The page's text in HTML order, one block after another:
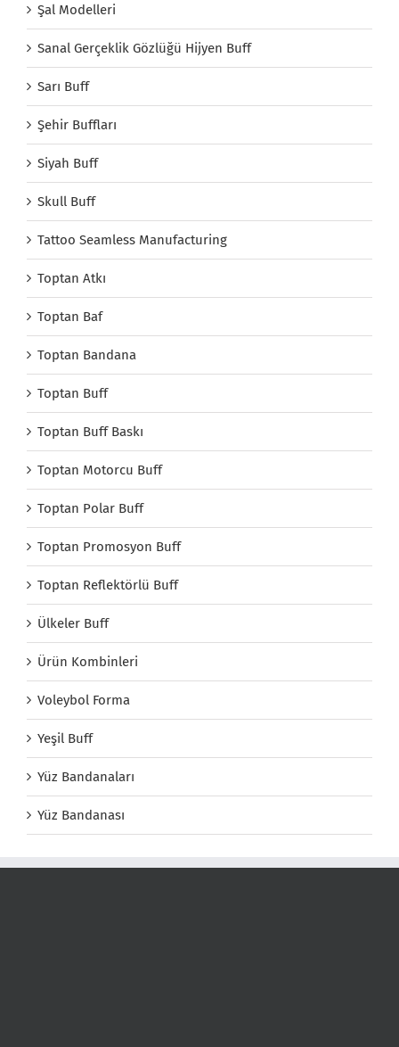
Şal Modelleri
Sanal Gerçeklik Gözlüğü Hijyen Buff
Sarı Buff
Şehir Buffları
Siyah Buff
Skull Buff
Tattoo Seamless Manufacturing
Toptan Atkı
Toptan Baf
Toptan Bandana
Toptan Buff
Toptan Buff Baskı
Toptan Motorcu Buff
Toptan Polar Buff
Toptan Promosyon Buff
Toptan Reflektörlü Buff
Ülkeler Buff
Ürün Kombinleri
Voleybol Forma
Yeşil Buff
Yüz Bandanaları
Yüz Bandanası